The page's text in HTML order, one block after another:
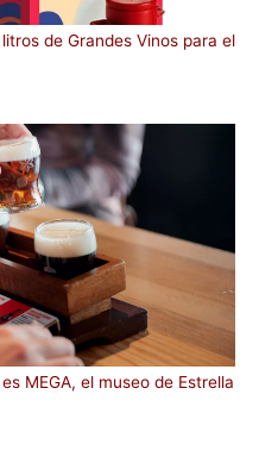
de Grandes Vinos para el
MEGA, el museo de Estrella